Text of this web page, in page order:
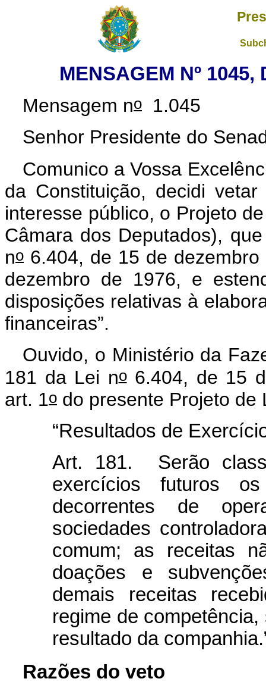
MENSAGEM Nº 1045,
Mensagem no 1.045
Senhor Presidente do
Comunico a Vossa
da Constituição, decidi
interesse público, o Projeto
Câmara dos Deputados),
no 6.404, de 15 de
dezembro de 1976, e
disposições relativas à
financeiras”.
Ouvido, o Ministério da
181 da Lei no6.404, de 15
art. 1o do presente Projeto de
“Resultados de
Art. 181. Serão
exercícios futuros
decorrentes de
sociedades
comum; as receitas
doações e
demais receitas
regime de
resultado da
Razões do veto